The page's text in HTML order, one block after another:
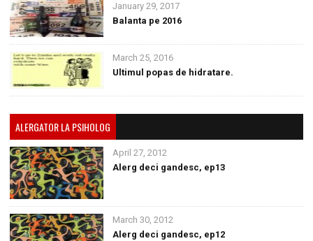
January 29, 2017
Balanta pe 2016
March 25, 2016
Ultimul popas de hidratare.
ALERGATOR LA PSIHOLOG
April 27, 2012
Alerg deci gandesc, ep13
March 30, 2012
Alerg deci gandesc, ep12